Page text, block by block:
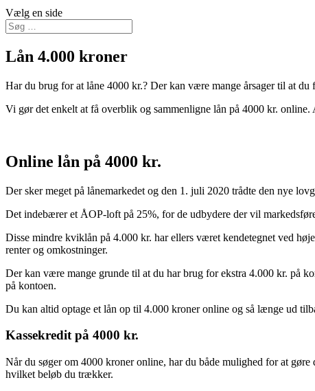
Vælg en side
Lån 4.000 kroner
Har du brug for at låne 4000 kr.? Der kan være mange årsager til at du
Vi gør det enkelt at få overblik og sammenligne lån på 4000 kr.
Online lån på 4000 kr.
Der sker meget på lånemarkedet og den 1. juli 2020 trådte den nye
Det indebærer et ÅOP-loft på 25%, for de udbydere der vil
Disse mindre kviklån på 4.000 kr. har ellers været kendetegnet ved
renter og omkostninger.
Der kan være mange grunde til at du har brug for ekstra 4.000 kr. på
på kontoen.
Du kan altid optage et lån op til 4.000 kroner online og så længe ud
Kassekredit på 4000 kr.
Når du søger om 4000 kroner online, har du både mulighed for at
hvilket beløb du trækker.